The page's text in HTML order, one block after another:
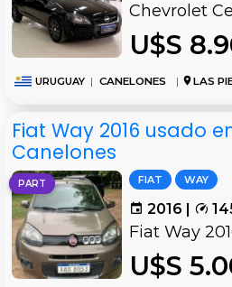
Chevrolet
U$S
URUGUAY | CANELONES | LAS
Fiat Way 2016 usado
Canelones
PART FIAT WAY
2016 |
Fiat Way
U$S